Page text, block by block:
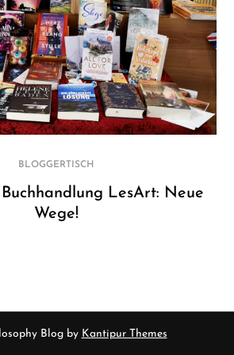
BLOGGERTISCH
LesArt: Neue
Wege!
Blog by Kantipur Themes